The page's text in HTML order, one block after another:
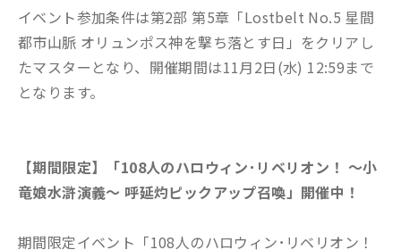
イベント参加条件は第2部 第5章「Lostbelt No.5 星間
都市山脈 オリュンポス神を撃ち落とす日」をクリアし
たマスターとなり、開催期間は11月2日(水) 12:59まで
となります。
【期間限定】「108人のハロウィン･リベリオン！ ～小
竜娘水滸演義～ 呼延灼ピックアップ召喚」開催中！
期間限定イベント「108人のハロウィン･リベリオン！